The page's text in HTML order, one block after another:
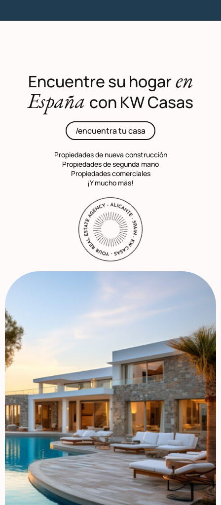
Encuentre su hogaren
España con KW Casas
/encuentra tu casa
Propiedades de nueva construcción
Propiedades de segunda mano
Propiedades comerciales
¡Y mucho más!